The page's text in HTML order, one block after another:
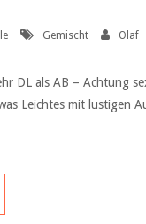
Gemischt Olaf
DL als AB – Achtung
Leichtes mit lustigen